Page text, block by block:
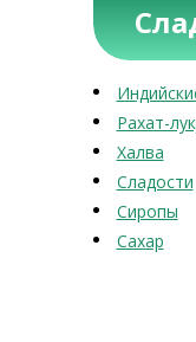
Рахат-
Халва
Сладости
Сиропы
Сахар